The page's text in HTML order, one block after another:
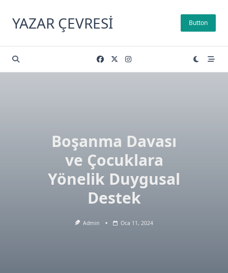
content
YAZAR ÇEVRESI Button
Boşanma Davası
ve Çocuklara
Yönelik Duygusal
Destek
Admin Oca 11, 2024